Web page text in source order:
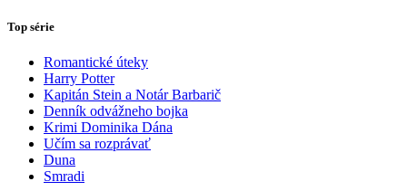
Top série
Romantické úteky
Harry Potter
Kapitán Stein a Notár Barbarič
Denník odvážneho bojka
Krimi Dominika Dána
Učím sa rozprávať
Duna
Smradi